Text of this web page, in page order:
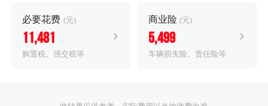
必要花费 (元)
11,481
购置税、强交税等
商业险 (元)
5,499
车辆损失险、责任险等